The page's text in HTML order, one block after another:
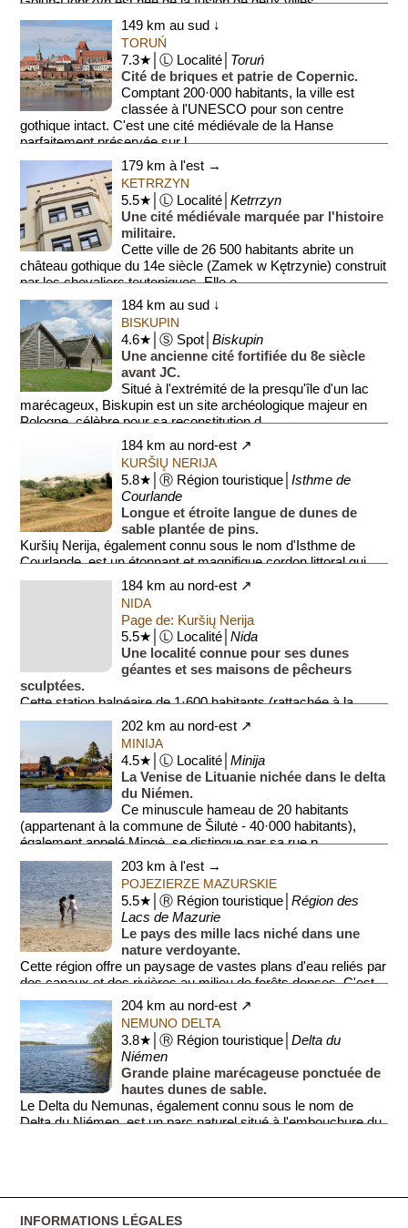
historiquement distinctes: Golub, qui se t...
149 km au sud ↓
TORUŃ
7.3★│Ⓛ Localité│ Toruń
Cité de briques et patrie de Copernic.
Comptant 200·000 habitants, la ville est
classée à l'UNESCO pour son centre
gothique intact. C'est une cité médiévale de la Hanse
parfaitement préservée sur l...
179 km à l'est →
KETRRZYN
5.5★│Ⓛ Localité│Ketrrzyn
Une cité médiévale marquée par l'histoire
militaire.
Cette ville de 26 500 habitants abrite un
château gothique du 14e siècle (Zamek w Kętrzynie) construit
par les chevaliers teutoniques. Elle e...
184 km au sud ↓
BISKUPIN
4.6★│Ⓢ Spot│Biskupin
Une ancienne cité fortifiée du 8e siècle
avant JC.
Situé à l'extrémité de la presqu'île d'un lac
marécageux, Biskupin est un site archéologique majeur en
Pologne, célèbre pour sa reconstitution d...
184 km au nord-est ↗
KURŠIŲ NERIJA
5.8★│Ⓡ Région touristique│Isthme de
Courlande
Longue et étroite langue de dunes de
sable plantée de pins.
Kuršių Nerija, également connu sous le nom d'Isthme de
Courlande, est un étonnant et magnifique cordon littoral qui
s'étend sur 98 kil...184 km au nord-est ↗
NIDA
Page de: Kuršių Nerija
5.5★│Ⓛ Localité│Nida
Une localité connue pour ses dunes
géantes et ses maisons de pêcheurs
sculptées.
Cette station balnéaire de 1·600 habitants (rattachée à la
commune de Neringa (4·100 habitants), est le centre ad...
202 km au nord-est ↗
MINIJA
4.5★│Ⓛ Localité│Minija
La Venise de Lituanie nichée dans le delta
du Niémen.
Ce minuscule hameau de 20 habitants
(appartenant à la commune de Šilutė - 40·000 habitants),
également appelé Mingė, se distingue par sa rue p...
203 km à l'est →
POJEZIERZE MAZURSKIE
5.5★│Ⓡ Région touristique│Région des
Lacs de Mazurie
Le pays des mille lacs niché dans une
nature verdoyante.
Cette région offre un paysage de vastes plans d'eau reliés par
des canaux et des rivières au milieu de forêts denses. C'est
un paradis pour ...204 km au nord-est ↗
NEMUNO DELTA
3.8★│Ⓡ Région touristique│Delta du
Niémen
Grande plaine marécageuse ponctuée de
hautes dunes de sable.
Le Delta du Nemunas, également connu sous le nom de
Delta du Niémen, est un parc naturel situé à l'embouchure du
INFORMATIONS LÉGALES